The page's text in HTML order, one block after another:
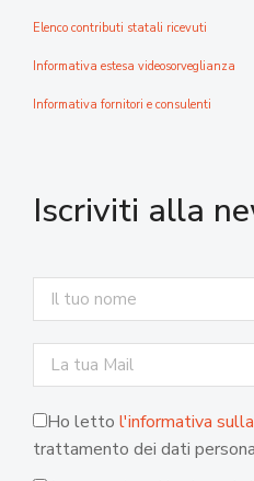
Elenco contributi statali ricevuti
Informativa estesa videosorveglianza
Informativa fornitori e consulenti
Iscriviti alla
Ho letto l'informativa
trattamento dei dati